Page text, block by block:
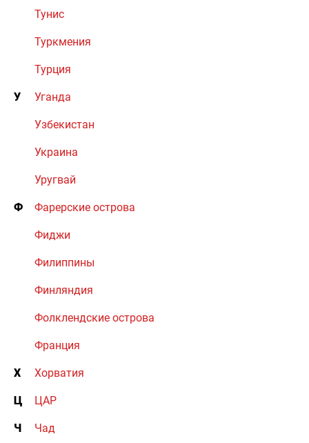
Тунис
Туркмения
Турция
У Уганда
Узбекистан
Украина
Уругвай
Ф Фарерские острова
Фиджи
Филиппины
Финляндия
Фолклендские острова
Франция
Х Хорватия
Ц ЦАР
Ч Чад